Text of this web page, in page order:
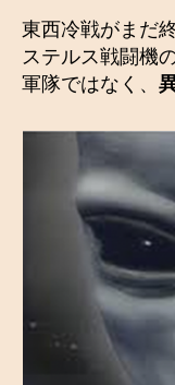
東西冷戦がまだ
ステルス戦闘機
軍隊ではなく、